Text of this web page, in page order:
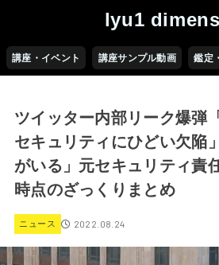
lyu1
講座・イベント 講座サンプル動画 鑑定
ツイッター内部リーク爆弾
セキュリティにひどい欠陥
がいる」元セキュリティ
時点のざっくりまとめ
ニュース 2022.08.24